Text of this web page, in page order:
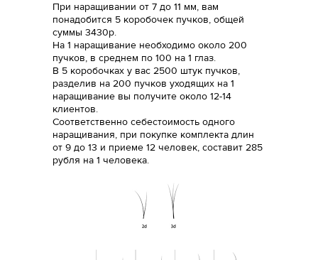
При наращивании от 7 до 11 мм, вам
понадобится 5 коробочек пучков, общей
суммы 3430р.
На 1 наращивание необходимо около 200
пучков, в среднем по 100 на 1 глаз.
В 5 коробочках у вас 2500 штук пучков,
разделив на 200 пучков уходящих на 1
наращивание вы получите около 12-14
клиентов.
Соответственно себестоимость одного
наращивания, при покупке комплекта длин
от 9 до 13 и приеме 12 человек, составит 285
рубля на 1 человека.